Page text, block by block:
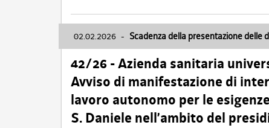
02.02.2026 - Scadenza della presentazione delle
42/26 - Azienda sanitaria
Avviso di manifestazione di
lavoro autonomo per le
S. Daniele nell’ambito del